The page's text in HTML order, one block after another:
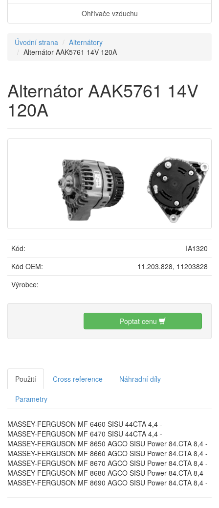
Ohřívače vzduchu
Úvodní strana
Alternátory
Alternátor AAK5761 14V 120A
Alternátor AAK5761 14V
120A
Kód:
IA1320
Kód OEM:
11.203.828, 11203828
Výrobce:
Poptat cenu
Použití Cross reference Náhradní díly
Parametry
MASSEY-FERGUSON MF 6460 SISU 44CTA 4,4 -
MASSEY-FERGUSON MF 6470 SISU 44CTA 4,4 -
MASSEY-FERGUSON MF 8650 AGCO SISU Power 84.CTA 8,4 -
MASSEY-FERGUSON MF 8660 AGCO SISU Power 84.CTA 8,4 -
MASSEY-FERGUSON MF 8670 AGCO SISU Power 84.CTA 8,4 -
MASSEY-FERGUSON MF 8680 AGCO SISU Power 84.CTA 8,4 -
MASSEY-FERGUSON MF 8690 AGCO SISU Power 84.CTA 8,4 -